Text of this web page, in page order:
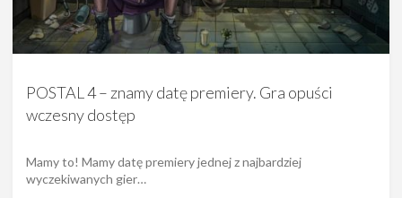
POSTAL 4 – znamy datę premiery. Gra opuści
wczesny dostęp
Mamy to! Mamy datę premiery jednej z najbardziej
wyczekiwanych gier…